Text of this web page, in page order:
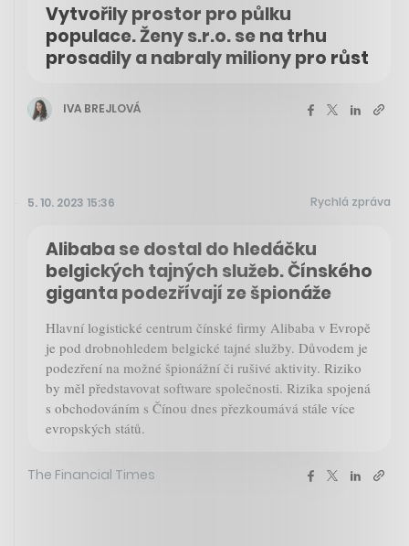
Vytvořily prostor pro půlku
populace. Ženy s.r.o. se na trhu
prosadily a nabraly miliony pro růst
IVA BREJLOVÁ
5. 10. 2023 15:36 Rychlá zpráva
Alibaba se dostal do hledáčku
belgických tajných služeb. Čínského
giganta podezřívají ze špionáže
Hlavní logistické centrum čínské firmy Alibaba v Evropě
je pod drobnohledem belgické tajné služby. Důvodem je
podezření na možné špionážní či rušivé aktivity. Riziko
by měl představovat software společnosti. Rizika spojená
s obchodováním s Čínou dnes přezkoumává stále více
evropských států.
The Financial Times